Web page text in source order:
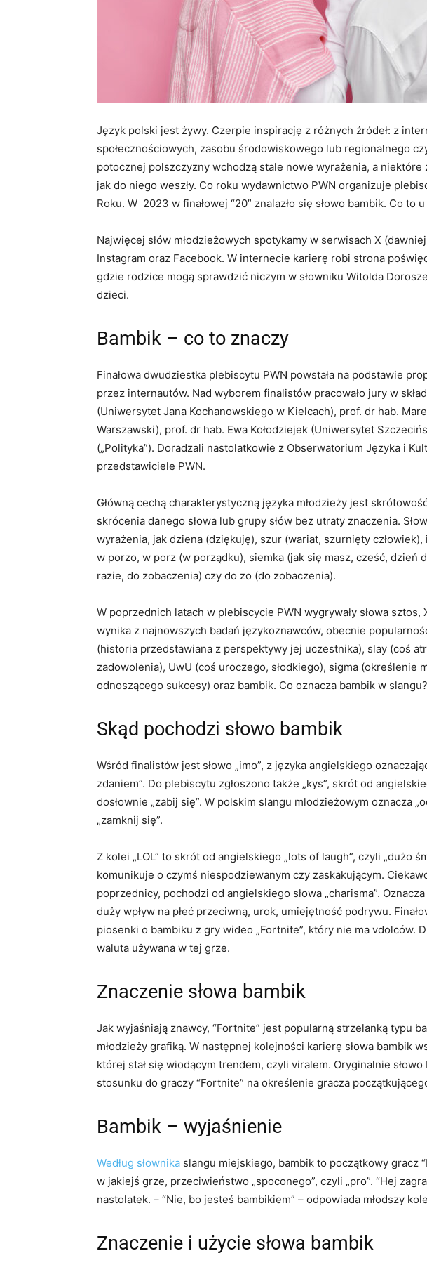
Język polski jest żywy. Czerpie inspirację z różnych źródeł: z
społecznościowych, zasobu środowiskowego lub regionalnego
potocznej polszczyzny wchodzą stale nowe wyrażenia, a niektóre
jak do niego weszły. Co roku wydawnictwo PWN organizuje
Roku. W 2023 w finałowej “20” znalazło się słowo bambik. Co to
Najwięcej słów młodzieżowych spotykamy w serwisach X
Instagram oraz Facebook. W internecie karierę robi strona
gdzie rodzice mogą sprawdzić niczym w słowniku Witolda
dzieci.
Bambik – co to znaczy
Finałowa dwudziestka plebiscytu PWN powstała na podstawie
przez internautów. Nad wyborem finalistów pracowało jury w
(Uniwersytet Jana Kochanowskiego w Kielcach), prof. dr hab.
Warszawski), prof. dr hab. Ewa Kołodziejek (Uniwersytet
(„Polityka”). Doradzali nastolatkowie z Obserwatorium Języka i
przedstawiciele PWN.
Główną cechą charakterystyczną języka młodzieży jest
skrócenia danego słowa lub grupy słów bez utraty znaczenia.
wyrażenia, jak dziena (dziękuję), szur (wariat, szurnięty
w porzo, w porz (w porządku), siemka (jak się masz, cześć, dzień
razie, do zobaczenia) czy do zo (do zobaczenia).
W poprzednich latach w plebiscycie PWN wygrywały słowa sztos,
wynika z najnowszych badań językoznawców, obecnie
(historia przedstawiana z perspektywy jej uczestnika), slay (coś
zadowolenia), UwU (coś uroczego, słodkiego), sigma (określenie
odnoszącego sukcesy) oraz bambik. Co oznacza bambik w slangu?
Skąd pochodzi słowo bambik
Wśród finalistów jest słowo „imo”, z języka angielskiego
zdaniem”. Do plebiscytu zgłoszono także „kys”, skrót od
dosłownie „zabij się”. W polskim slangu mlodzieżowym oznacza
„zamknij się”.
Z kolei „LOL” to skrót od angielskiego „lots of laugh”, czyli „dużo
komunikuje o czymś niespodziewanym czy zaskakującym.
poprzednicy, pochodzi od angielskiego słowa „charisma”.
duży wpływ na płeć przeciwną, urok, umiejętność podrywu.
piosenki o bambiku z gry wideo „Fortnite”, który nie ma vdolców.
waluta używana w tej grze.
Znaczenie słowa bambik
Jak wyjaśniają znawcy, “Fortnite” jest popularną strzelanką typu
młodzieży grafiką. W następnej kolejności karierę słowa bambik
której stał się wiodącym trendem, czyli viralem. Oryginalnie słowo
stosunku do graczy “Fortnite” na określenie gracza
Bambik – wyjaśnienie
Według słownika slangu miejskiego, bambik to początkowy gracz
w jakiejś grze, przeciwieństwo „spoconego”, czyli „pro”. “Hej
nastolatek. – “Nie, bo jesteś bambikiem” – odpowiada młodszy
Znaczenie i użycie słowa bambik